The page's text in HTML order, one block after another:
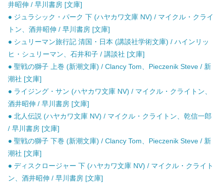
井昭伸 / 早川書房 [文庫]
● ジュラシック・パーク 下 (ハヤカワ文庫 NV) / マイクル・クライ
トン、酒井昭伸 / 早川書房 [文庫]
● シュリーマン旅行記 清国・日本 (講談社学術文庫) / ハインリッ
ヒ・シュリーマン、石井和子 / 講談社 [文庫]
● 聖戦の獅子 上巻 (新潮文庫) / Clancy Tom、Pieczenik Steve / 新
潮社 [文庫]
● ライジング・サン (ハヤカワ文庫 NV) / マイクル・クライトン、
酒井昭伸 / 早川書房 [文庫]
● 北人伝説 (ハヤカワ文庫 NV) / マイクル・クライトン、乾信一郎
/ 早川書房 [文庫]
● 聖戦の獅子 下巻 (新潮文庫) / Clancy Tom、Pieczenik Steve / 新
潮社 [文庫]
● ディスクロージャー 下 (ハヤカワ文庫 NV) / マイクル・クライト
ン、酒井昭伸 / 早川書房 [文庫]